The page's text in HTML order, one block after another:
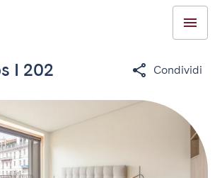
I 202 Condividi